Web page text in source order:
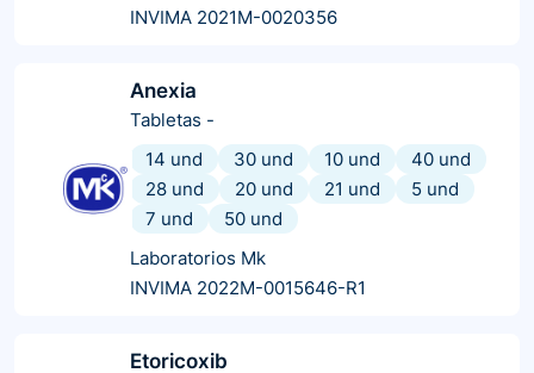
INVIMA 2021M-0020356
Anexia
Tabletas -
14 und
30 und 10 und
40 und
28 und
20 und 21 und
5 und
7 und
50 und
Laboratorios Mk
INVIMA 2022M-0015646-R1
Etoricoxib